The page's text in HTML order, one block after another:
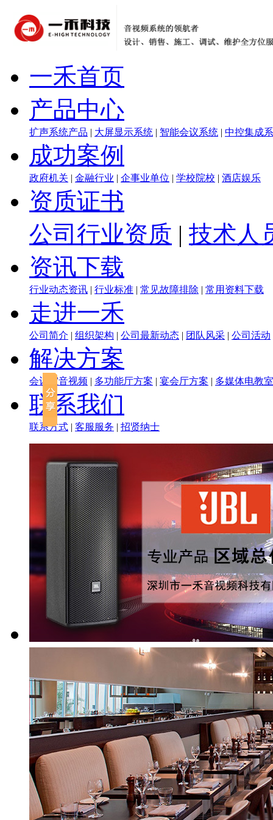
一禾首页
产品中心
扩声系统产品 | 大屏显示系统 | 智能会议系统 | 中控集成
成功案例
政府机关 | 金融行业 | 企事业单位 | 学校院校 | 酒店娱乐
资质证书
公司行业资质 | 技术人
资讯下载
行业动态资讯 | 行业标准 | 常见故障排除 | 常用资料下载
走进一禾
公司简介 | 组织架构 | 公司最新动态 | 团队风采 | 公司活动
解决方案
会议室音视频 | 多功能厅方案 | 宴会厅方案 | 多媒体电教室
联系我们
联系方式 | 客服服务 | 招贤纳士